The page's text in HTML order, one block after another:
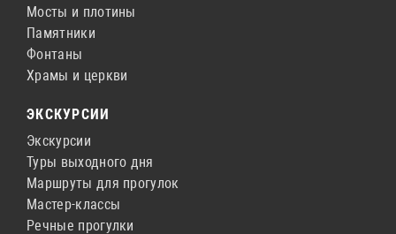
Мосты и плотины
Памятники
Фонтаны
Храмы и церкви
ЭКСКУРСИИ
Экскурсии
Туры выходного дня
Маршруты для прогулок
Мастер-классы
Речные прогулки